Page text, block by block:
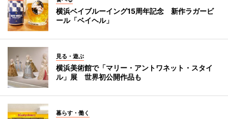
横浜ベイブルーイング15周年記念 新作ラガービ
ール「ベイヘル」
見る・遊ぶ
横浜美術館で「マリー・アントワネット・スタイ
ル」展 世界初公開作品も
暮らす・働く